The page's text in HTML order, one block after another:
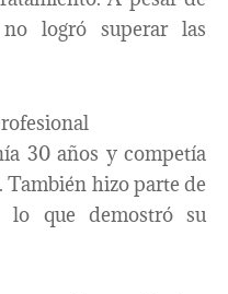
logró superar las
30 años y competía
hizo parte de
lo que demostró su